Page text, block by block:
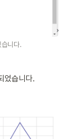
니다.
었습니다.